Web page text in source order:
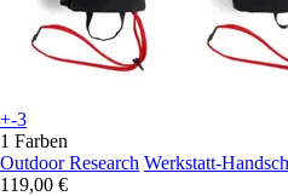
+-3
1 Farben
Outdoor Research Werkstatt-
119,00 €